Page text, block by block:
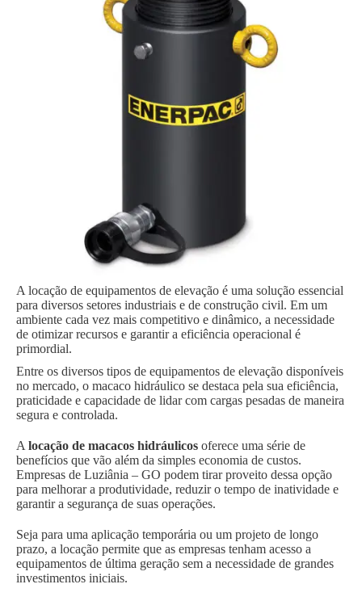
A locação de equipamentos de elevação é uma solução essencial
para diversos setores industriais e de construção civil. Em um
ambiente cada vez mais competitivo e dinâmico, a necessidade
de otimizar recursos e garantir a eficiência operacional é
primordial.
Entre os diversos tipos de equipamentos de elevação disponíveis
no mercado, o macaco hidráulico se destaca pela sua eficiência,
praticidade e capacidade de lidar com cargas pesadas de maneira
segura e controlada.
A locação de macacos hidráulicos oferece uma série de
benefícios que vão além da simples economia de custos.
Empresas de Luziânia – GO podem tirar proveito dessa opção
para melhorar a produtividade, reduzir o tempo de inatividade e
garantir a segurança de suas operações.
Seja para uma aplicação temporária ou um projeto de longo
prazo, a locação permite que as empresas tenham acesso a
equipamentos de última geração sem a necessidade de grandes
investimentos iniciais.